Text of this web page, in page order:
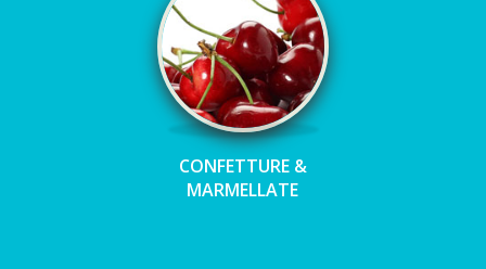
CONFETTURE &
MARMELLATE